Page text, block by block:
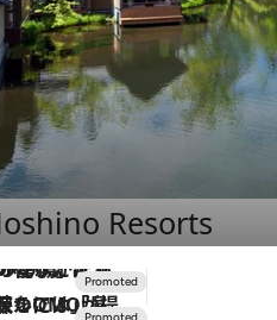
Resorts
夜は気兼ねなくホテルで！」